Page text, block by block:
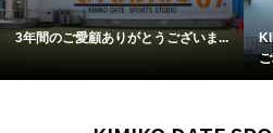
KIMIKO DATE SPORTS STUDIOを